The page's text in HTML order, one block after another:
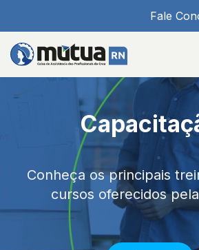
Fale
Conheça os principais
cursos oferecidos